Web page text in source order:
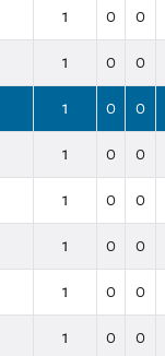
1 0 0
1 0 0
1 0 0
1 0 0
1 0 0
1 0 0
1 0 0
1 0 0